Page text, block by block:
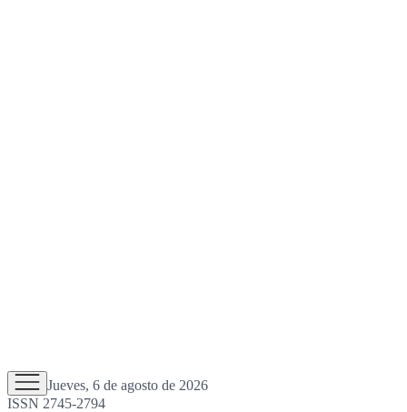
Jueves, 6 de agosto de 2026
ISSN 2745-2794